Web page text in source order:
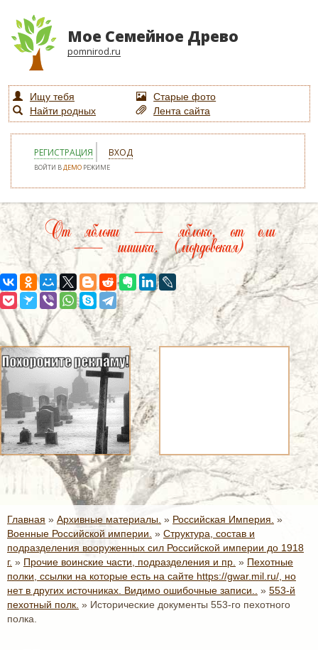
Мое Семейное Древо
pomnirod.ru
Ищу тебя
Старые фото
Найти родных
Лента сайта
РЕГИСТРАЦИЯ ВХОД
ВОЙТИ ВДЕМО РЕЖИМЕ
От яблони — яблоко, от ели
— шишка. (мордовская)
Главная » Архивные материалы. » Российская Империя. »
Военные Российской империи. » Структура, состав и
подразделения вооруженных сил Российской империи до 1918
г. » Прочие воинские части, подразделения и пр. » Пехотные
полки, ссылки на которые есть на сайте https://gwar.mil.ru/, но
нет в других источниках. Видимо ошибочные записи..
» 553-й
пехотный полк. » Исторические документы 553-го пехотного
полка.